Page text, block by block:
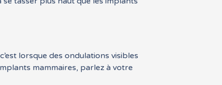
lorsque des ondulations visibles
mammaires, parlez à votre